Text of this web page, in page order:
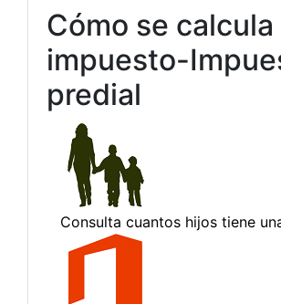
Cómo se
impuesto-
predial